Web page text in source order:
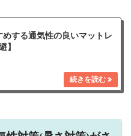
めする通気性の良いマットレ
】